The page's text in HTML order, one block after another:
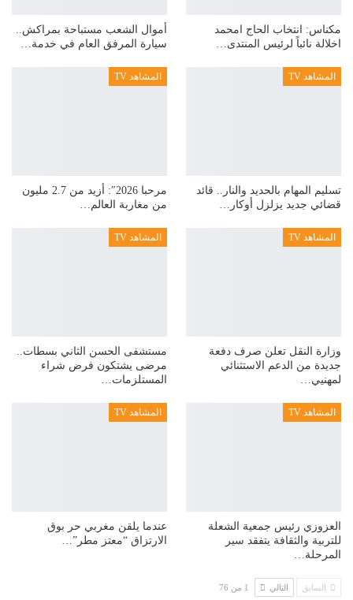
مكناس: انتخاب الحاج امحمد
اخلالة نائباً لرئيس المنتدى…
أموال الشعب مستباحة بمراكش..
سيارة المرفق العام في خدمة…
المشاهد TV
تسليم المهام بالحديد والنار.. قائد
قضائي جديد يزلزل أوكار…
المشاهد TV
مرحبا 2026″: أزيد من 2.7 مليون
من مغاربة العالم…
المشاهد TV
وزارة النقل تعلن صرف دفعة
جديدة من الدعم الاستثنائي
لمهنيي…
المشاهد TV
مستشفى الحسن الثاني بسطات..
مرضى يشتكون فرض شراء
المستلزمات…
المشاهد TV
العزوزي رئيس جمعية الشعلة
للتربية والثقافة يتفقد سير
المرحلة…
المشاهد TV
عندما يلقن مغربي حر بوق
الارتزاق “معتز مطر”…
السابق التالي 1 من 76